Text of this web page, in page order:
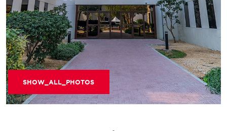
SHOW_ALL_PHOTOS